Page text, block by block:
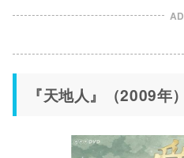
AD
『天地人』（2009年）